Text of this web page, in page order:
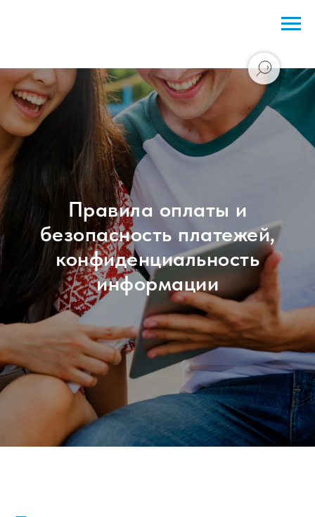
Правила оплаты и
безопасность платежей,
конфиденциальность
информации